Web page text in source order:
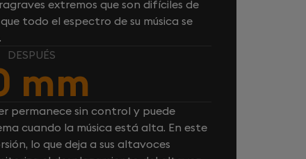
extremos que son difíciles de
todo el espectro de su música se
DESPUÉS
mm
permanece sin control y puede
cuando la música está alta. En este
lo que deja a sus altavoces